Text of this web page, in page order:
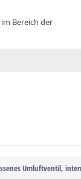
Bereich der
Umluftventil,